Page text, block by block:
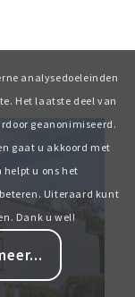
analysedoeleinden
Het laatste deel van
geanonimiseerd.
gaat u akkoord met
helpt u ons het
Uiteraard kunt
Dank u wel!